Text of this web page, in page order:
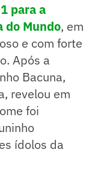
para a
do Mundo, em
e com forte
Após a
Bacuna,
revelou em
foi
ídolos da